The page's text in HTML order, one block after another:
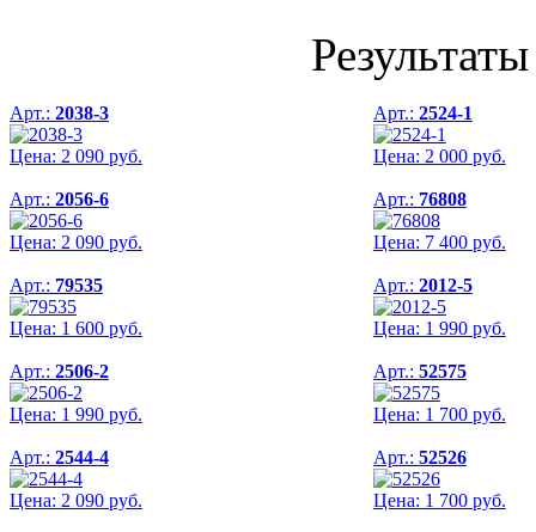
Арт.: 2038-3
Цена: 2 090 руб.
Арт.: 2524-1
Цена: 2 000 руб.
Арт.: 2056-6
Цена: 2 090 руб.
Арт.: 76808
Цена: 7 400 руб.
Арт.: 79535
Цена: 1 600 руб.
Арт.: 2012-5
Цена: 1 990 руб.
Арт.: 2506-2
Цена: 1 990 руб.
Арт.: 52575
Цена: 1 700 руб.
Арт.: 2544-4
Цена: 2 090 руб.
Арт.: 52526
Цена: 1 700 руб.